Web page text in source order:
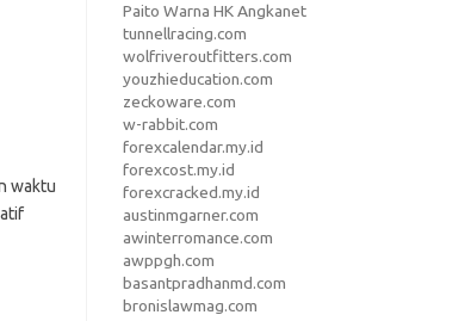
waktu
Paito Warna HK Angkanet
tunnellracing.com
wolfriveroutfitters.com
youzhieducation.com
zeckoware.com
w-rabbit.com
forexcalendar.my.id
forexcost.my.id
forexcracked.my.id
austinmgarner.com
awinterromance.com
awppgh.com
basantpradhanmd.com
bronislawmag.com